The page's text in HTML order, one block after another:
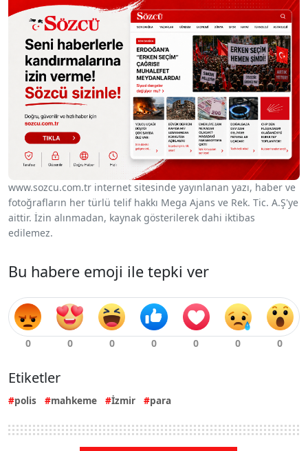
www.sozcu.com.tr internet sitesinde yayınlanan yazı, haber ve
fotoğrafların her türlü telif hakkı Mega Ajans ve Rek. Tic. A.Ş'ye
aittir. İzin alınmadan, kaynak gösterilerek dahi iktibas
edilemez.
Bu habere emoji ile tepki ver
Etiketler
polis mahkeme İzmir para